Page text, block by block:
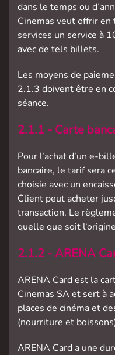
dans le temps ou
Cinemas veut offrir
services un service à
avec de tels billets.
Les moyens de
2.1.3 doivent être en
séance.
2.1.1 - Carte
Pour l’achat d’un e-
bancaire, le tarif sera
choisie avec un
Client peut acheter
transaction. Le
quelle que soit
2.1.2 - ARENA
ARENA Card est la
Cinemas SA et sert à
places de cinéma et
(nourriture et
ARENA Card a une